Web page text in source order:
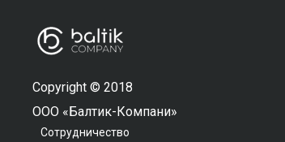
Copyright © 2018
ООО «Балтик-Компани»
Сотрудничество